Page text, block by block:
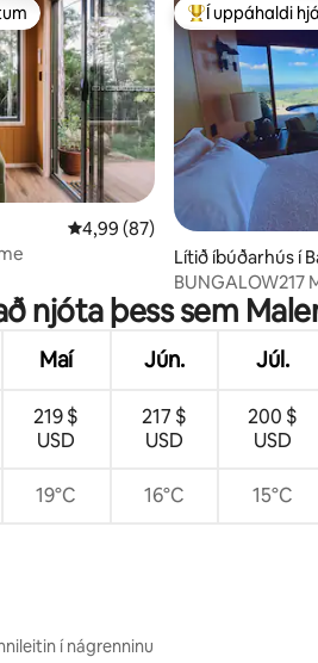
4,99 af 5 í meðaleinkunn, 87
4,99 (87)
Í mestu
Í uppáhaldi
Lítið íbúðarhús í
njóta þess sem
Maí Jún. Júl.
219 $
USD
217 $
USD
200 $
USD
19°C 16°C 15°C
í nágrenninu